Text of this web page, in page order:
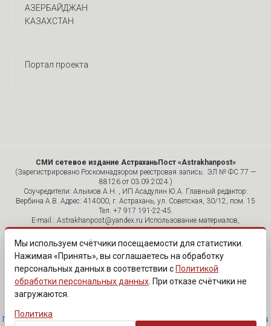
АЗЕРБАЙДЖАН
КАЗАХСТАН
Портал проекта
СМИ сетевое издание АстраханьПост «Astrakhanpost»
(Зарегистрировано Роскомнадзором реестровая запись: ЭЛ № ФС 77 —
88126 от 03.09.2024.)
Соучредители: Алымов А.Н. , ИП Асадулин Ю.А. Главный редактор:
Вербина А.В. Адрес: 414000, г. Астрахань, ул. Советская, 30/12, пом. 15
Тел. +7 917 191-22-45.
E-mail.: Astrakhanpost@yandex.ru Использование материалов,
размещенных на страницах сетевого издания «Astrakhanpost»,
допускается исключительно с указанием источника и публикацией
активной гиперссылки на портал Astrakhanpost.ru. Комментарии
читателей сайта размещаются без предварительного редактирования.
Редакция оставляет за собой право удалить их с сайта или
отредактировать, если указанные сообщения нарушают законы РФ.
«САЙТ ПРЕДНАЗНАЧЕН ДЛЯ АУДИТОРИИ 18+»
Политика обработки персональных данных·Изменить согласие на cookies
Мы используем счётчики посещаемости для статистики.
Нажимая «Принять», вы соглашаетесь на обработку
персональных данных в соответствии с Политикой
обработки персональных данных . При отказе счётчики не
загружаются.
Политика